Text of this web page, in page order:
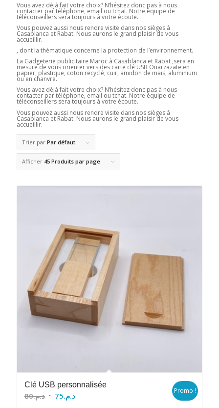
Vous avez déjà fait votre choix? N’hésitez donc pas à nous
contacter par téléphone, email ou tchat. Notre équipe de
téléconseillers sera toujours à votre écoute.
Vous pouvez aussi nous rendre visite dans nos sièges à
Casablanca et Rabat. Nous aurons le grand plaisir de vous
accueillir.
, dont la thématique concerne la protection de l’environnement.
La Gadgeterie publicitaire Maroc à Casablanca et Rabat ,sera en
mesure de vous orienter vers des carte clé USB Ouarzazate en
papier, plastique, coton recyclé, cuir, amidon de mais, aluminium
ou en chanvre.
Vous avez déjà fait votre choix? N’hésitez donc pas à nous
contacter par téléphone, email ou tchat. Notre équipe de
téléconseillers sera toujours à votre écoute.
Vous pouvez aussi nous rendre visite dans nos sièges à
Casablanca et Rabat. Nous aurons le grand plaisir de vous
accueillir.
Trier par Par défaut
Afficher 45 Produits par page
Clé USB personnalisée
د.م.80
Le
د.م.75
Le
Promo !